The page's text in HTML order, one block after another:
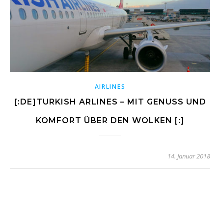
AIRLINES
[:DE]TURKISH ARLINES – MIT GENUSS UND
KOMFORT ÜBER DEN WOLKEN [:]
14. Januar 2018